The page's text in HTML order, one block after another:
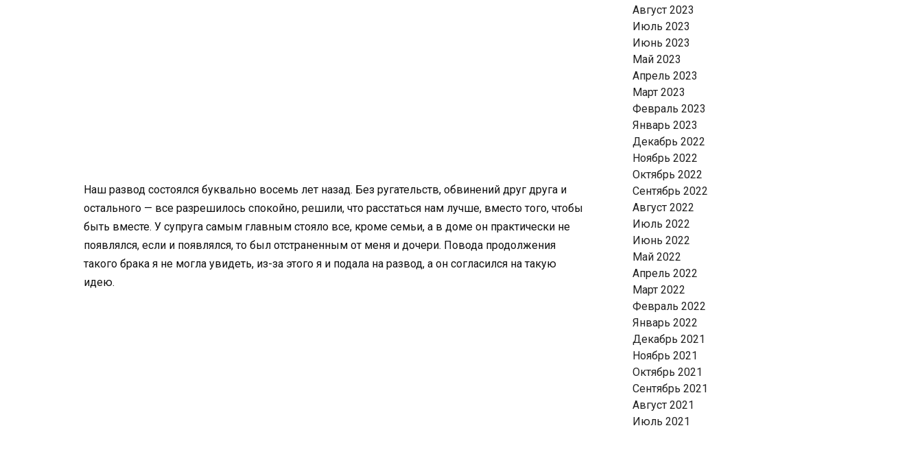
Наш развод состоялся буквально восемь лет назад. Без ругательств, обвинений друг друга и
остального — все разрешилось спокойно, решили, что расстаться нам лучше, вместо того, чтобы
быть вместе. У супруга самым главным стояло все, кроме семьи, а в доме он практически не
появлялся, если и появлялся, то был отстраненным от меня и дочери. Повода продолжения
такого брака я не могла увидеть, из-за этого я и подала на развод, а он согласился на такую
идею.
Август 2023
Июль 2023
Июнь 2023
Май 2023
Апрель 2023
Март 2023
Февраль 2023
Январь 2023
Декабрь 2022
Ноябрь 2022
Октябрь 2022
Сентябрь 2022
Август 2022
Июль 2022
Июнь 2022
Май 2022
Апрель 2022
Март 2022
Февраль 2022
Январь 2022
Декабрь 2021
Ноябрь 2021
Октябрь 2021
Сентябрь 2021
Август 2021
Июль 2021